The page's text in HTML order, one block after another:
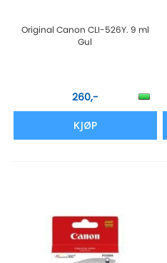
Original Canon CLI-526Y. 9 ml
Gul
260,-
KJØP